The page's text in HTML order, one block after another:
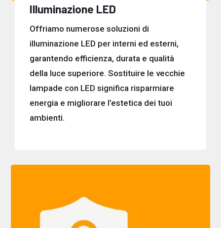
Illuminazione LED
Offriamo numerose soluzioni di
illuminazione LED per interni ed esterni,
garantendo efficienza, durata e qualità
della luce superiore. Sostituire le vecchie
lampade con LED significa risparmiare
energia e migliorare l’estetica dei tuoi
ambienti.